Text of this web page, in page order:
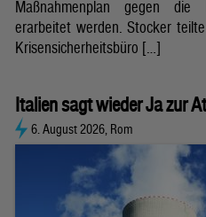
Maßnahmenplan gegen die
erarbeitet werden. Stocker
Krisensicherheitsbüro […]
Italien sagt wieder Ja zur
6. August 2026, Rom